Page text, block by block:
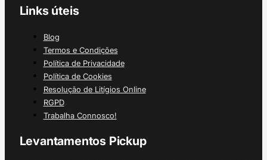
Links úteis
Blog
Termos e Condições
Política de Privacidade
Política de Cookies
Resolução de Litígios Online
RGPD
Trabalha Connosco!
Levantamentos Pickup